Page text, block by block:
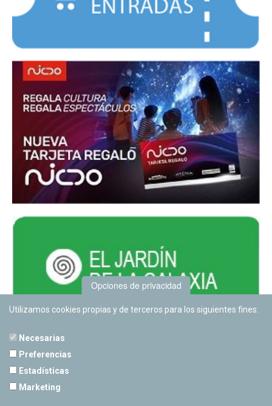
Opciones de privacidad
Utilizamos cookies propias y de terceros para los siguientes fines:
Necesarias
Preferencias
Estadísticas
Marketing